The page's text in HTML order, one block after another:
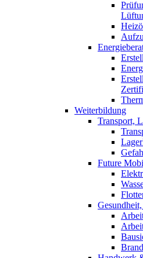
Weiterbildung
Transport,
Future